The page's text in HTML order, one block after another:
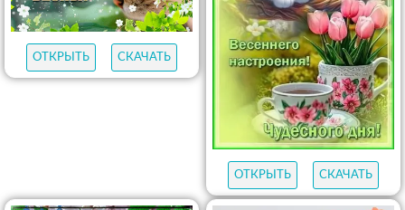
ОТКРЫТЬ СКАЧАТЬ
ОТКРЫТЬ СКАЧАТЬ